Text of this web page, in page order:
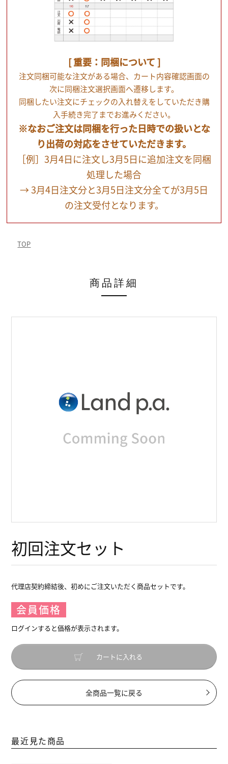
[ 重要：同梱について ]
注文同梱可能な注文がある場合、カート内容確認画面の
次に同梱注文選択画面へ遷移します。
同梱したい注文にチェックの入れ替えをしていただき購
入手続き完了までお進みください。
※なおご注文は同梱を行った日時での扱いとな
り出荷の対応をさせていただきます。
［例］3月4日に注文し3月5日に追加注文を同梱
処理した場合
→ 3月4日注文分と3月5日注文分全てが3月5日
の注文受付となります。
TOP
商品詳細
初回注文セット
代理店契約締結後、初めにご注文いただく商品セットです。
会員価格
ログインすると価格が表示されます。
カートに入れる
全商品一覧に戻る
最近見た商品